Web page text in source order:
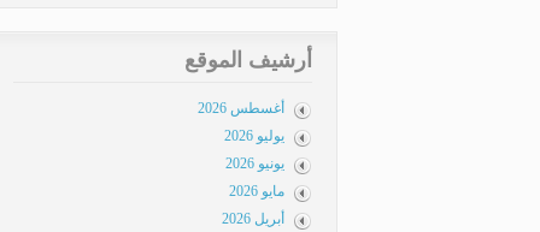
أرشيف الموقع
أغسطس 2026
يوليو 2026
يونيو 2026
مايو 2026
أبريل 2026